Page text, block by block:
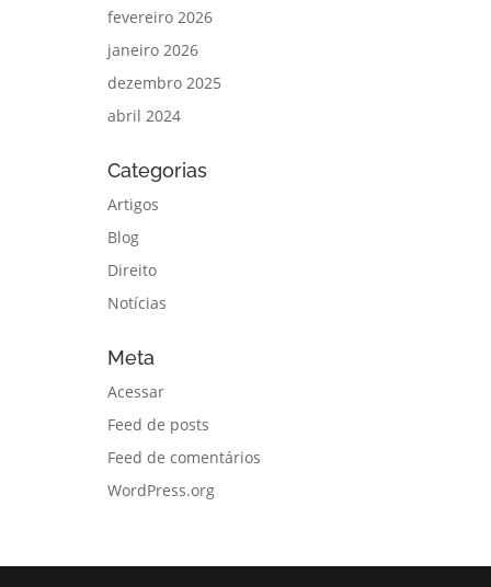
fevereiro 2026
janeiro 2026
dezembro 2025
abril 2024
Categorias
Artigos
Blog
Direito
Notícias
Meta
Acessar
Feed de posts
Feed de comentários
WordPress.org